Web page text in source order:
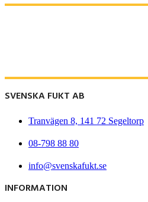
SVENSKA FUKT AB
Tranvägen 8, 141 72 Segeltorp
08-798 88 80
info@svenskafukt.se
INFORMATION